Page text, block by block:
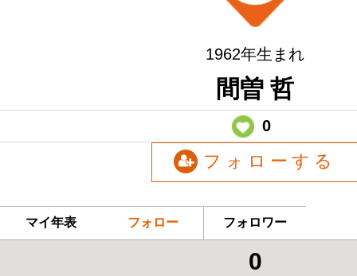
1962年生まれ
間曽 哲
0
フォローする
マイ年表 フォロー フォロワー
0